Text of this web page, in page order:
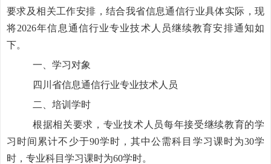
要求及相关工作安排，结合我省信息通信行业具体实际，现
将2026年信息通信行业专业技术人员继续教育安排通知如
下。
一、学习对象
四川省信息通信行业专业技术人员
二、培训学时
根据相关要求，专业技术人员每年接受继续教育的学
习时间累计不少于90学时，其中公需科目学习课时为30学
时，专业科目学习课时为60学时。